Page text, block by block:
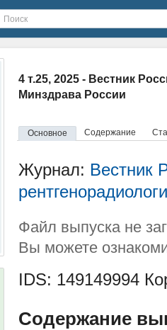
4 т.25, 2025 - Вестник
Минздрава России
Основное Содержание
Журнал: Вестник
Файл выпуска не
Вы можете
IDS: 149149994
Содержание